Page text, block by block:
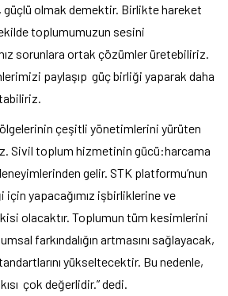
olmak demektir. Birlikte hareket
toplumumuzun sesini
sorunlara ortak çözümler üretebiliriz.
paylaşıp güç birliği yaparak daha
çeşitli yönetimlerini yürüten
Sivil toplum hizmetinin gücü:harcama
gelir. STK platformu’nun
için yapacağımız işbirliklerine ve
olacaktır. Toplumun tüm kesimlerini
farkındalığın artmasını sağlayacak,
yükseltecektir. Bu nedenle,
çok değerlidir.” dedi.